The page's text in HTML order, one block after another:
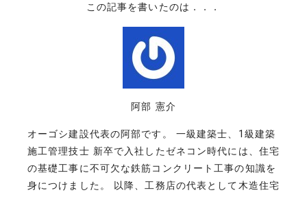
この記事を書いたのは．．．
阿部 憲介
オーゴシ建設代表の阿部です。 一級建築士、1級建築
施工管理技士 新卒で入社したゼネコン時代には、住宅
の基礎工事に不可欠な鉄筋コンクリート工事の知識を
身につけました。 以降、工務店の代表として木造住宅